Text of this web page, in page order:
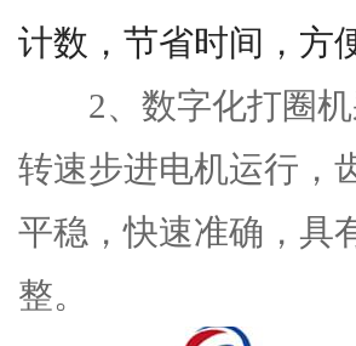
计数，节省时间，方
2、 数字化打圈机
转速步进电机运行，
平稳，快速准确，具
整。